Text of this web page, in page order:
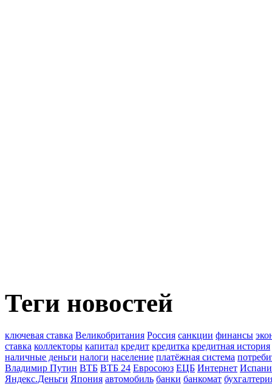
Теги новостей
ключевая ставка Великобритания Россия санкции финансы
ставка коллекторы капитал кредит кредитка кредитная история
наличные деньги налоги население платёжная система
Владимир Путин ВТБ ВТБ 24 Евросоюз ЕЦБ Интернет
Яндекс.Деньги Япония автомобиль банки банкомат